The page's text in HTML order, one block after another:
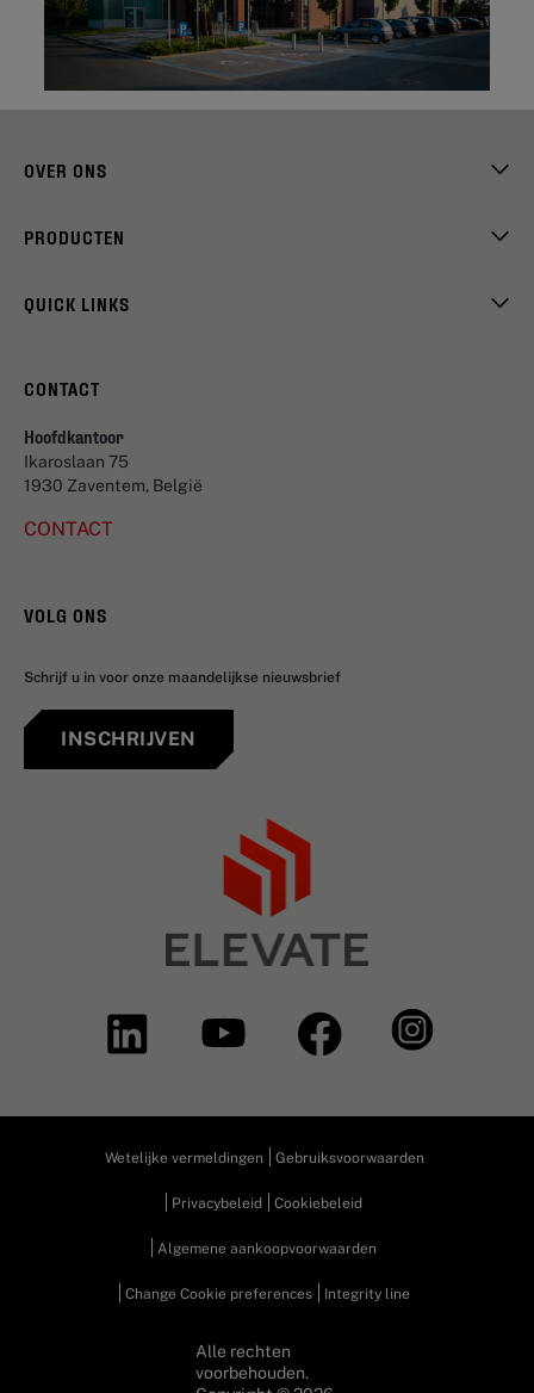
OVER ONS
PRODUCTEN
QUICK LINKS
CONTACT
Hoofdkantoor
Ikaroslaan 75
1930 Zaventem, België
CONTACT
VOLG ONS
Schrijf u in voor onze maandelijkse nieuwsbrief
INSCHRIJVEN
Wetelijke vermeldingen Gebruiksvoorwaarden
Privacybeleid Cookiebeleid
Algemene aankoopvoorwaarden
Change Cookie preferences Integrity line
Alle rechten
voorbehouden.